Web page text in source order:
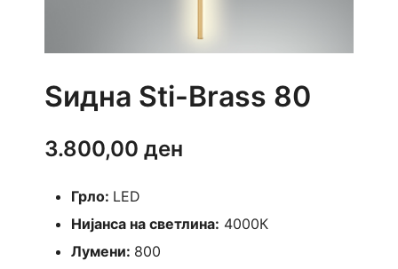
Ѕидна Sti-Brass 80
3.800,00 ден
Грло: LED
Нијанса на светлина: 4000К
Лумени: 800